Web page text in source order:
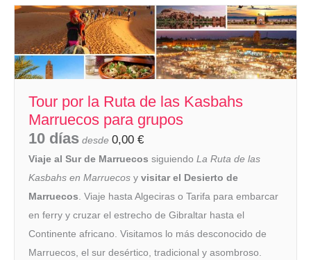
Tour por la Ruta de las Kasbahs
Marruecos para grupos
10 días desde 0,00 €
Viaje al Sur de Marruecos siguiendo La Ruta de las
Kasbahs en Marruecos y visitar el Desierto de
Marruecos . Viaje hasta Algeciras o Tarifa para embarcar
en ferry y cruzar el estrecho de Gibraltar hasta el
Continente africano. Visitamos lo más desconocido de
Marruecos, el sur desértico, tradicional y asombroso.